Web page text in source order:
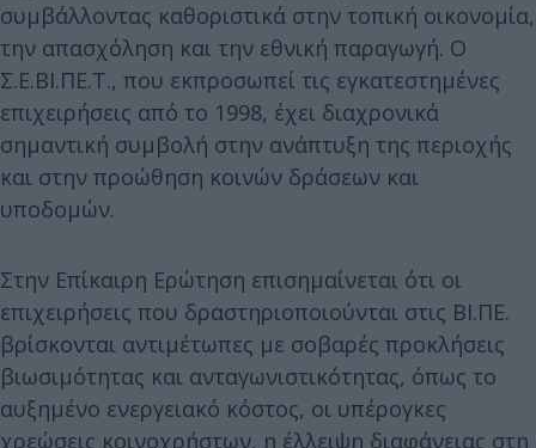
συμβάλλοντας καθοριστικά στην τοπική οικονομία,
την απασχόληση και την εθνική παραγωγή. Ο
Σ.Ε.ΒΙ.ΠΕ.Τ., που εκπροσωπεί τις εγκατεστημένες
επιχειρήσεις από το 1998, έχει διαχρονικά
σημαντική συμβολή στην ανάπτυξη της περιοχής
και στην προώθηση κοινών δράσεων και
υποδομών.
Στην Επίκαιρη Ερώτηση επισημαίνεται ότι οι
επιχειρήσεις που δραστηριοποιούνται στις ΒΙ.ΠΕ.
βρίσκονται αντιμέτωπες με σοβαρές προκλήσεις
βιωσιμότητας και ανταγωνιστικότητας, όπως το
αυξημένο ενεργειακό κόστος, οι υπέρογκες
χρεώσεις κοινοχρήστων, η έλλειψη διαφάνειας στη